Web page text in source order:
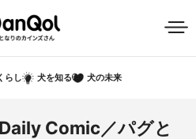
らし 犬を知る 犬の未来
Comic／パグと